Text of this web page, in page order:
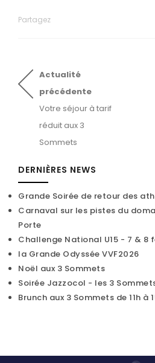
Partagez
Actualité
précédente
Votre séjour à tarif
réduit aux 3
Sommets
DERNIÈRES NEWS
Grande Soirée de retour des
Carnaval sur les pistes du
Porte
Challenge National U15 - 7 & 8
la Grande Odyssée VVF2026
Noël aux 3 Sommets
Soirée Jazzocol - les 3
Brunch aux 3 Sommets de 11h à